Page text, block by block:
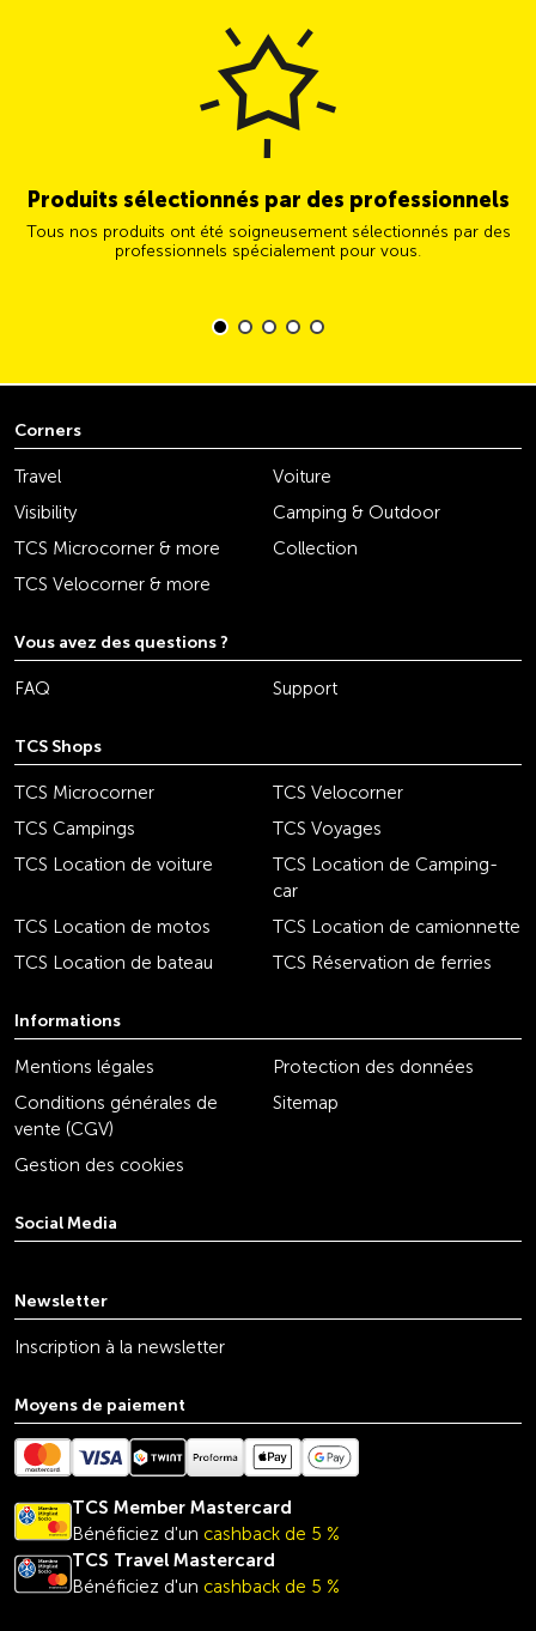
Produits sélectionnés par des professionnels
Tous nos produits ont été soigneusement sélectionnés par des
professionnels spécialement pour vous.
Corners
Travel
Voiture
Visibility
Camping & Outdoor
TCS Microcorner & more
Collection
TCS Velocorner & more
Vous avez des questions ?
FAQ Support
TCS Shops
TCS Microcorner
TCS Velocorner
TCS Campings
TCS Voyages
TCS Location de voiture
TCS Location de Camping-
car
TCS Location de motos
TCS Location de camionnette
TCS Location de bateau
TCS Réservation de ferries
Informations
Mentions légales
Protection des données
Conditions générales de
vente (CGV)
Sitemap
Gestion des cookies
Social Media
Newsletter
Inscription à la newsletter
Moyens de paiement
TCS Member Mastercard
Bénéficiez d'un cashback de 5 %
TCS Travel Mastercard
Bénéficiez d'un cashback de 5 %